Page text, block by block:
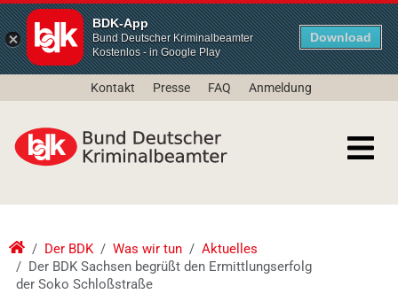
BDK-App
Bund Deutscher Kriminalbeamter
Kostenlos - in Google Play
Download
Kontakt Presse FAQ Anmeldung
Der BDK Was wir tun
Aktuelles
Der BDK Sachsen begrüßt den Ermittlungserfolg
der Soko Schloßstraße